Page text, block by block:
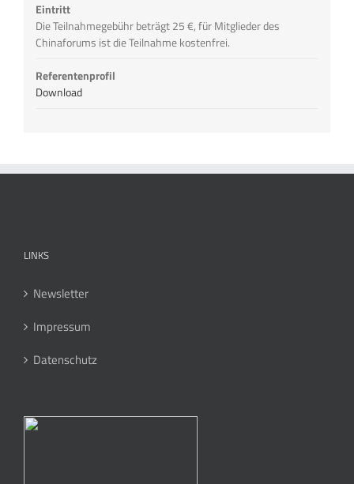
Eintritt
Die Teilnahmegebühr beträgt 25 €, für Mitglieder des
Chinaforums ist die Teilnahme kostenfrei.
Referentenprofil
Download
LINKS
Newsletter
Impressum
Datenschutz